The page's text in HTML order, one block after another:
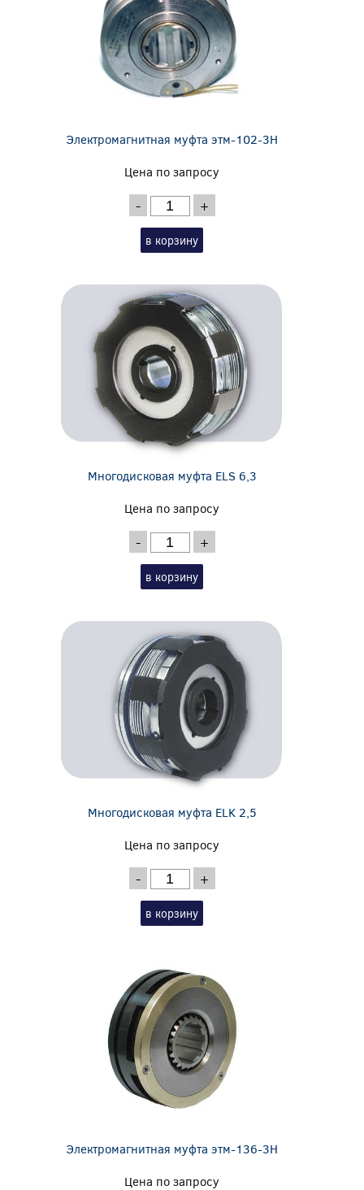
Электромагнитная муфта этм-102-3Н
Цена по запросу
- +
в корзину
Многодисковая муфта ELS 6,3
Цена по запросу
- +
в корзину
Многодисковая муфта ELK 2,5
Цена по запросу
- +
в корзину
Электромагнитная муфта этм-136-3Н
Цена по запросу